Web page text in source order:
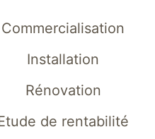
Commercialisation
Installation
Rénovation
de rentabilité